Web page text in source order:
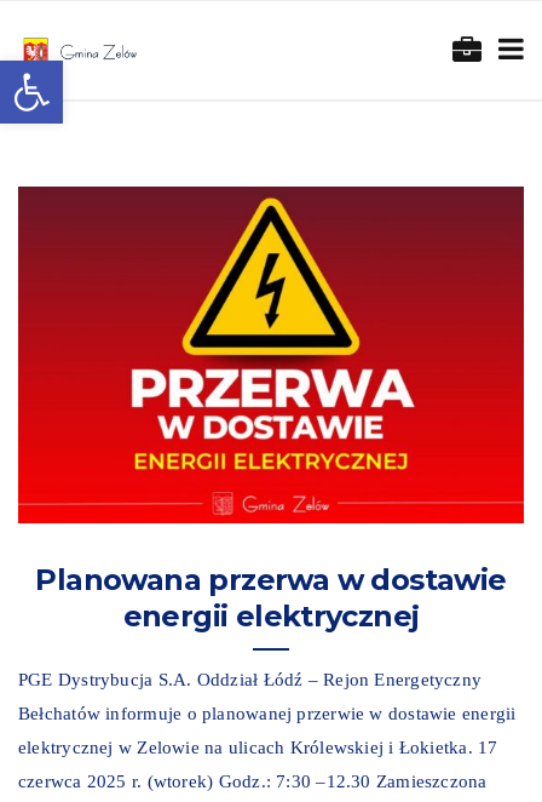
Otwórz pasek narzędzi
Planowana przerwa w dostawie
energii elektrycznej
PGE Dystrybucja S.A. Oddział Łódź – Rejon Energetyczny
Bełchatów informuje o planowanej przerwie w dostawie energii
elektrycznej w Zelowie na ulicach Królewskiej i Łokietka. 17
czerwca 2025 r. (wtorek) Godz.: 7:30 –12.30 Zamieszczona